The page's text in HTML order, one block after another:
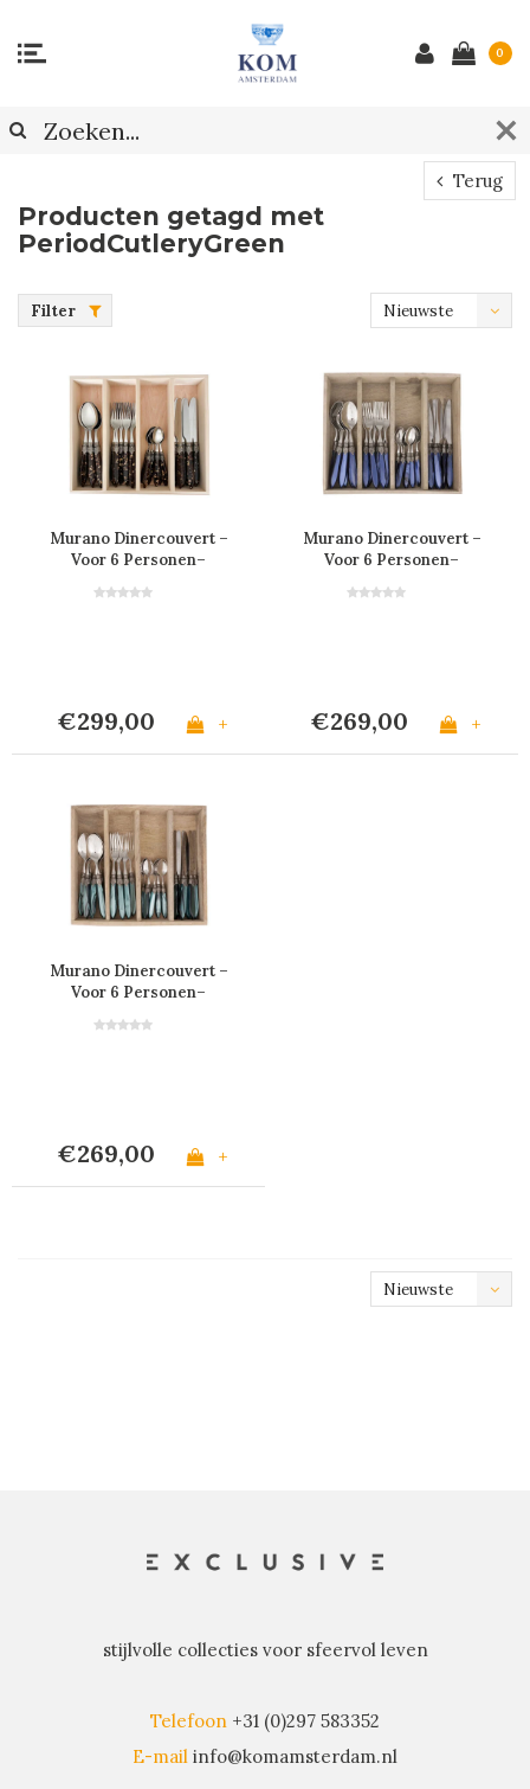
0
Terug
Producten getagd met
PeriodCutleryGreen
Filter
Nieuwste
Murano Dinercouvert –
Voor 6 Personen–
€299,00 +
Murano Dinercouvert –
Voor 6 Personen–
€269,00 +
Murano Dinercouvert –
Voor 6 Personen–
€269,00 +
Nieuwste
stijlvolle collecties voor sfeervol leven
Telefoon +31 (0)297 583352
E-mail info@komamsterdam.nl